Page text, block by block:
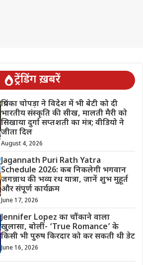
ट्रेंडिंग ख़बरें
प्रियंका चोपड़ा ने विदेश में भी बेटी को दी
भारतीय संस्कृति की सीख, मालती मैरी को
सिखाया दुर्गा सप्तशती का मंत्र; वीडियो ने
जीता दिल
August 4, 2026
Jagannath Puri Rath Yatra
Schedule 2026: कब निकलेगी भगवान
जगन्नाथ की भव्य रथ यात्रा, जानें शुभ मुहूर्त
और संपूर्ण कार्यक्रम
June 17, 2026
Jennifer Lopez का चौंकाने वाला
खुलासा, बोलीं- ‘True Romance’ के
किसी भी पुरुष किरदार को कर सकती थी डेट
June 16, 2026